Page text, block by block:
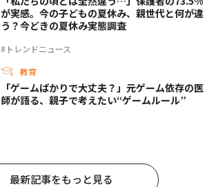
#トレンドニュース
が実感。今の子どもの夏休み、親世代と何が違
う？今どきの夏休み実態調査
教育
「ゲームばかりで大丈夫？」元ゲーム依存の医
師が語る、親子で考えたい“ゲームルール”
最新記事をもっと見る